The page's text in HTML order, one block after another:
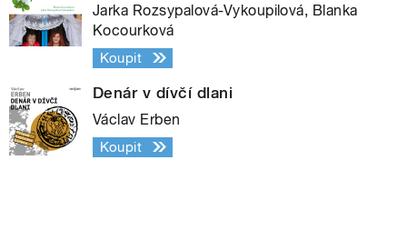
Jarka Rozsypalová-Vykoupilová, Blanka
Kocourková
Koupit
Denár v dívčí dlani
Václav Erben
Koupit